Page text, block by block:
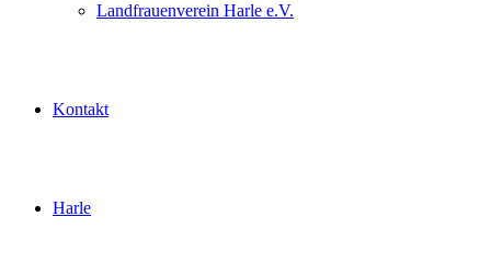
Landfrauenverein Harle e.V.
Kontakt
Harle